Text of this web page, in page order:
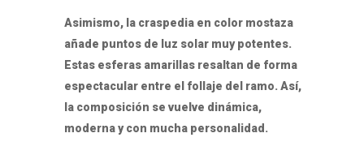
Asimismo, la craspedia en color mostaza
añade puntos de luz solar muy potentes.
Estas esferas amarillas resaltan de forma
espectacular entre el follaje del ramo. Así,
la composición se vuelve dinámica,
moderna y con mucha personalidad.